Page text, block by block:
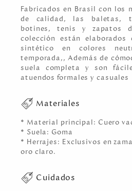
Fabricados en Brasil con los
de calidad, las baletas,
botines, tenis y zapatos
colección están
sintético en colores
temporada,, Además de
suela completa y son
atuendos formales y casuales
Materiales
* Material principal: Cuero
* Suela: Goma
* Herrajes: Exclusivos en
oro claro.
Cuidados